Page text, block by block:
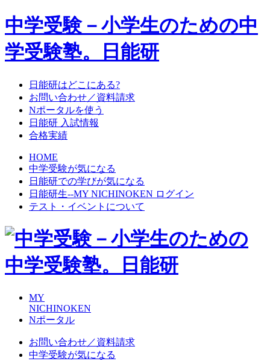
中学受験－小学生のための中
学受験塾。日能研
日能研はどこにある?
お問い合わせ／資料請求
Nポータルを使う
日能研 入試情報
合格実績
HOME
中学受験が気になる
日能研での学びが気になる
日能研生--MY NICHINOKEN ログイン
テスト・イベントについて
MY
NICHINOKEN
Nポータル
お問い合わせ／資料請求
中学受験が気になる